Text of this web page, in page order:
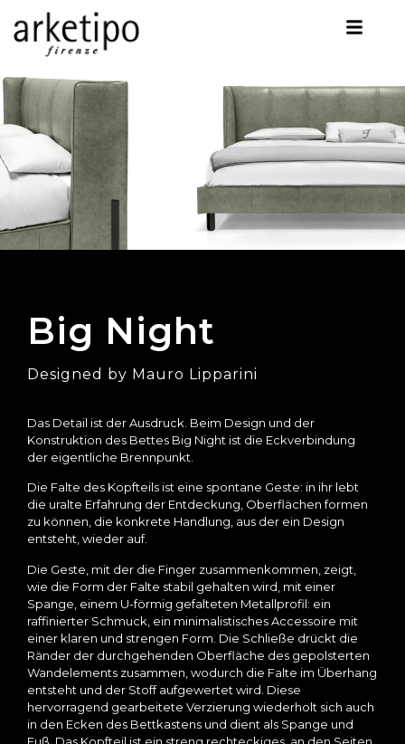
Big Night
Designed by Mauro Lipparini
Das Detail ist der Ausdruck. Beim Design und der
Konstruktion des Bettes Big Night ist die Eckverbindung
der eigentliche Brennpunkt.
Die Falte des Kopfteils ist eine spontane Geste: in ihr lebt
die uralte Erfahrung der Entdeckung, Oberflächen formen
zu können, die konkrete Handlung, aus der ein Design
entsteht, wieder auf.
Die Geste, mit der die Finger zusammenkommen, zeigt,
wie die Form der Falte stabil gehalten wird, mit einer
Spange, einem U-förmig gefalteten Metallprofil: ein
raffinierter Schmuck, ein minimalistisches Accessoire mit
einer klaren und strengen Form. Die Schließe drückt die
Ränder der durchgehenden Oberfläche des gepolsterten
Wandelements zusammen, wodurch die Falte im Überhang
entsteht und der Stoff aufgewertet wird. Diese
hervorragend gearbeitete Verzierung wiederholt sich auch
in den Ecken des Bettkastens und dient als Spange und
Fuß. Das Kopfteil ist ein streng rechteckiges, an den Seiten